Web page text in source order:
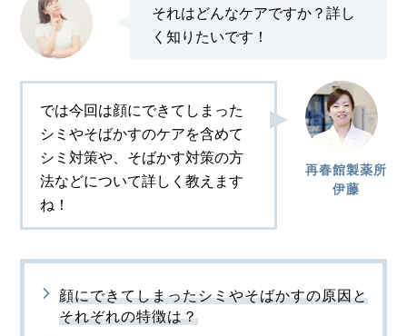
それはどんなケアですか？詳し
く知りたいです！
再春館製薬所
伊藤
では今回は顔にできてしまった
シミやそばかすのケアを含めて
シミ対策や、そばかす対策の方
法などについて詳しく教えます
ね！
顔にできてしまったシミやそばかすの原因と
それぞれの特徴は？